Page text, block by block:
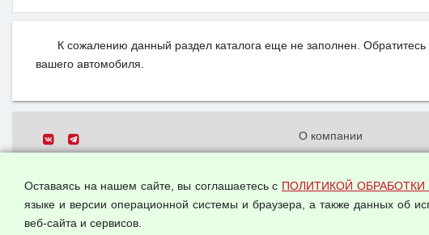
К сожалению данный раздел каталога еще не заполнен.
вашего автомобиля.
Все права защищены.
О компании
данных
Оставаясь на нашем сайте, вы соглашаетесь с ПОЛИТИКОЙ
языке и версии операционной системы и браузера, а также данных об
веб-сайта и сервисов.